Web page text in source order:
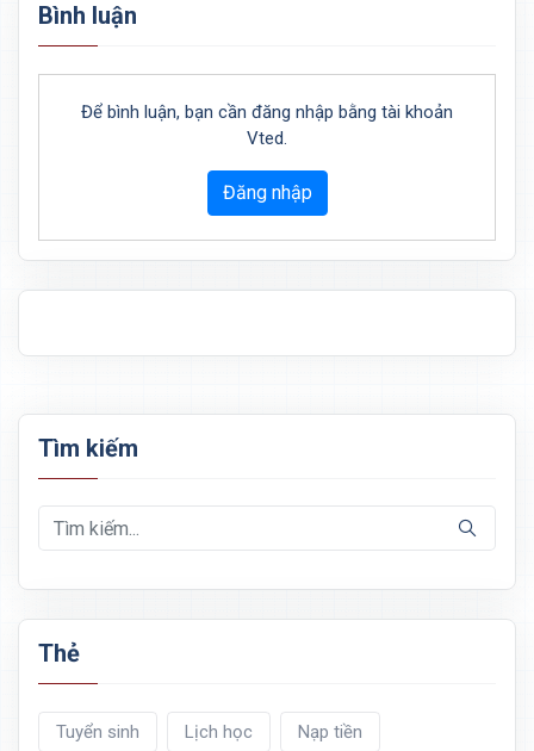
Bình luận
Để bình luận, bạn cần đăng nhập bằng tài khoản
Vted.
Đăng nhập
Tìm kiếm
Thẻ
Tuyển sinh Lịch học Nạp tiền